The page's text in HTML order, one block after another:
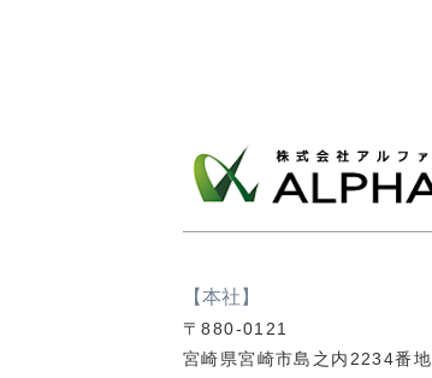
【本社】
〒880-0121
宮崎県宮崎市島之内2234番地